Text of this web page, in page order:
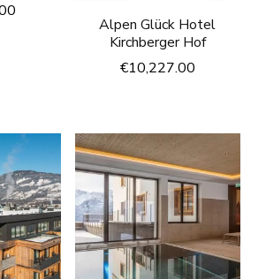
Alpen Glück Hotel
Kirchberger Hof
€10,227.00